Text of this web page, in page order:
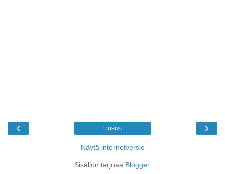
‹ ›
Etusivu
Näytä internetversio
Sisällön tarjoaa Blogger.